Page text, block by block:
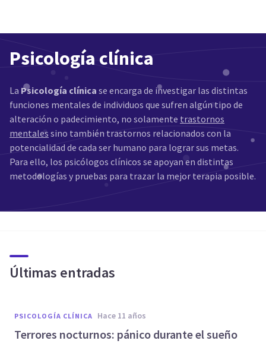
Psicología clínica
La Psicología clínica se encarga de investigar las distintas
funciones mentales de individuos que sufren algún tipo de
alteración o padecimiento, no solamente trastornos
mentales sino también trastornos relacionados con la
potencialidad de cada ser humano para lograr sus metas.
Para ello, los psicólogos clínicos se apoyan en distintas
metodologías y pruebas para trazar la mejor terapia posible.
Últimas entradas
PSICOLOGÍA CLÍNICA hace 11 años
Terrores nocturnos: pánico durante el sueño